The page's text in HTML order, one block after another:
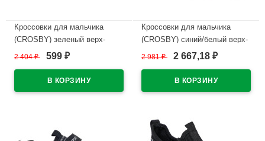
Кроссовки для мальчика
(CROSBY) зеленый верх-
искуственная кожа/текстиль
238042/08-03
2 404₽ 599 ₽
Кроссовки для мальчика
(CROSBY) синий/белый верх-
искуственная кожа+сетка
247320/01-02
2 981₽ 2 667,18 ₽